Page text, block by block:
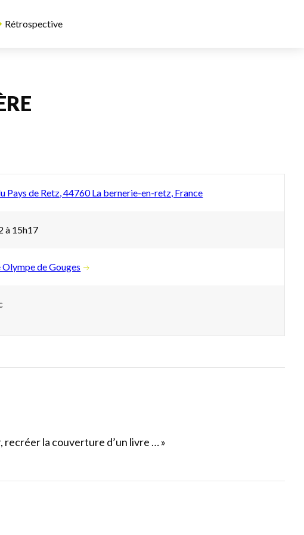
Rétrospective
Pays de Retz, 44760 La bernerie-en-retz, France
à 15h17
de Gouges
recréer la couverture d’un livre … »